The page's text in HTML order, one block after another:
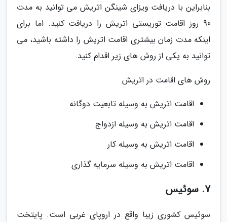
بنابراین با دریافت ویزای شینگن اتریش می توانید به مدت
90 روز اقامت توریستی اتریش را دریافت کنید. اما برای
اینکه مدت زمان بیشتری اقامت اتریش را داشته باشید، می
توانید به یکی از روش های زیر اقدام کنید.
روش های اقامت در اتریش
اقامت اتریش به وسیله تابعیت دوگانه
اقامت اتریش به وسیله ازدواج
اقامت اتریش به وسیله کار
اقامت اتریش به وسیله سرمایه گذاری
7. سوئیس
سوئیس کشوری زیبا واقع در اروپای غربی است. پایتخت